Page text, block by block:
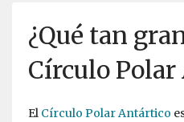
¿Qué tan
Círculo
El Círculo Polar Antártico